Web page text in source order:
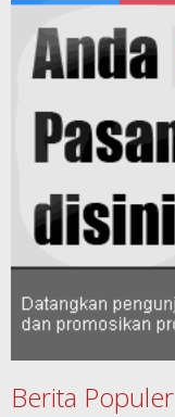
Berita Populer